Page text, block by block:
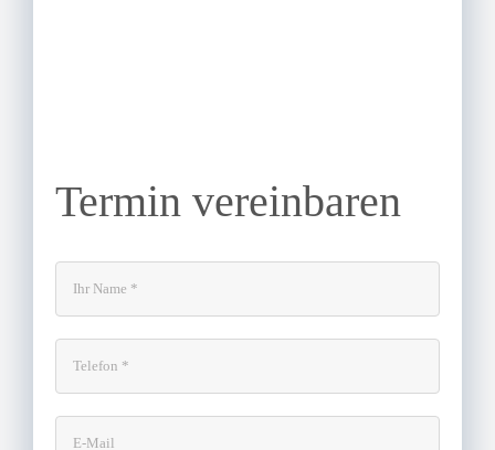
Termin vereinbaren